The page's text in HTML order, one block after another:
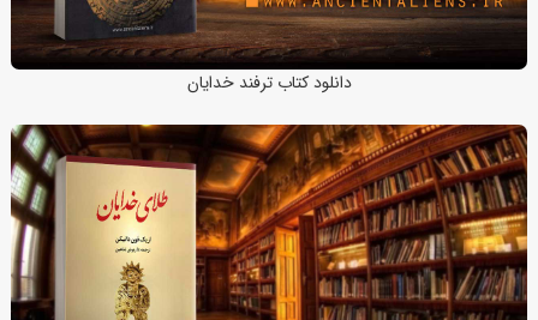
دانلود کتاب ترفند خدایان